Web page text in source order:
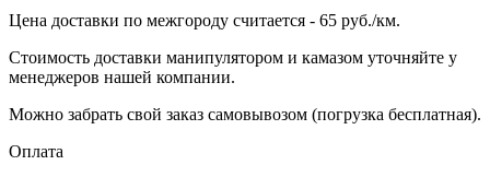
Цена доставки по межгороду считается - 65 руб./км.
Стоимость доставки манипулятором и камазом уточняйте у
менеджеров нашей компании.
Можно забрать свой заказ самовывозом (погрузка бесплатная).
Оплата